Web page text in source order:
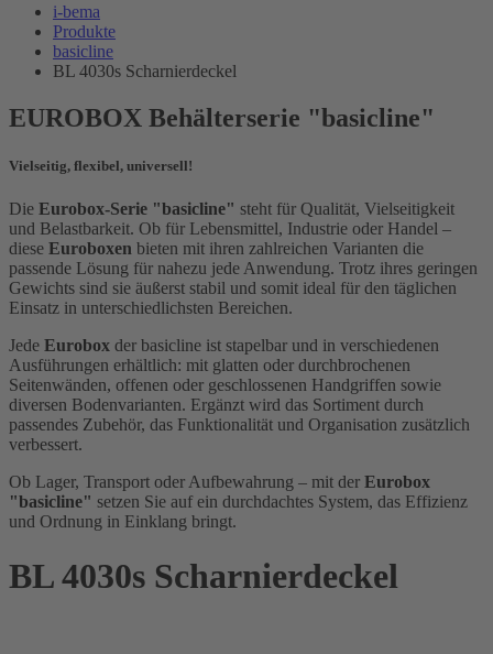
i-bema
Produkte
basicline
BL 4030s Scharnierdeckel
EUROBOX Behälterserie "basicline"
Vielseitig, flexibel, universell!
Die Eurobox-Serie "basicline" steht für Qualität, Vielseitigkeit
und Belastbarkeit. Ob für Lebensmittel, Industrie oder Handel –
diese Euroboxen bieten mit ihren zahlreichen Varianten die
passende Lösung für nahezu jede Anwendung. Trotz ihres geringen
Gewichts sind sie äußerst stabil und somit ideal für den täglichen
Einsatz in unterschiedlichsten Bereichen.
Jede Eurobox der basicline ist stapelbar und in verschiedenen
Ausführungen erhältlich: mit glatten oder durchbrochenen
Seitenwänden, offenen oder geschlossenen Handgriffen sowie
diversen Bodenvarianten. Ergänzt wird das Sortiment durch
passendes Zubehör, das Funktionalität und Organisation zusätzlich
verbessert.
Ob Lager, Transport oder Aufbewahrung – mit der Eurobox
"basicline" setzen Sie auf ein durchdachtes System, das Effizienz
und Ordnung in Einklang bringt.
BL 4030s Scharnierdeckel